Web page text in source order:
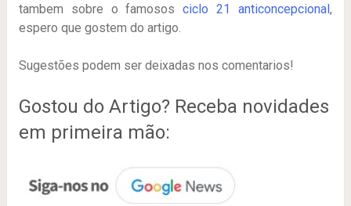
tambem sobre o famososciclo 21 anticoncepcional,
espero que gostem do artigo.
Sugestões podem ser deixadas nos comentarios!
Gostou do Artigo? Receba novidades
em primeira mão: